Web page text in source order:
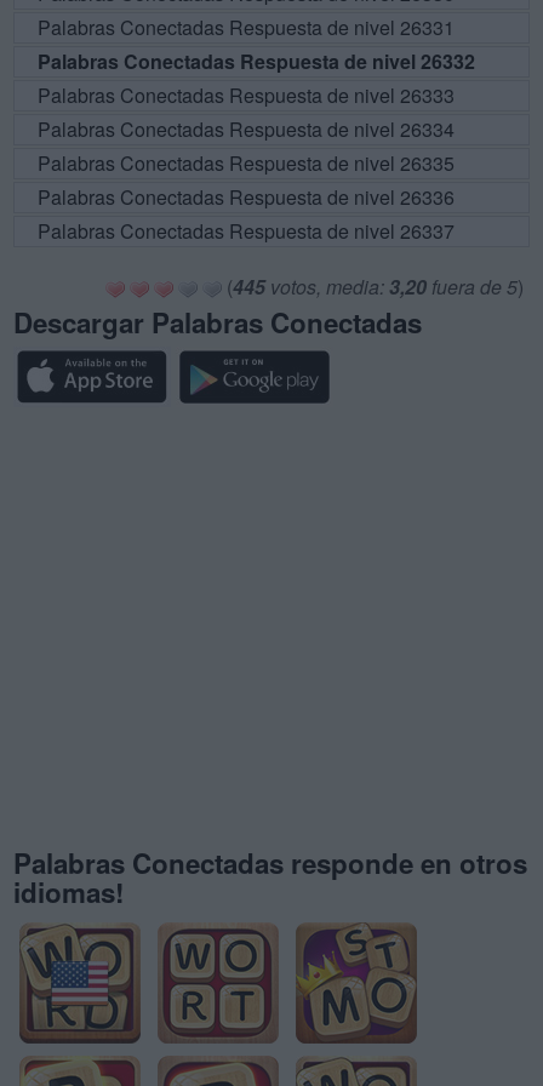
Palabras Conectadas Respuesta de nivel 26331
Palabras Conectadas Respuesta de nivel 26332
Palabras Conectadas Respuesta de nivel 26333
Palabras Conectadas Respuesta de nivel 26334
Palabras Conectadas Respuesta de nivel 26335
Palabras Conectadas Respuesta de nivel 26336
Palabras Conectadas Respuesta de nivel 26337
(445votos, media: 3,20 fuera de 5)
Descargar Palabras Conectadas
Palabras Conectadas responde en otros
idiomas!